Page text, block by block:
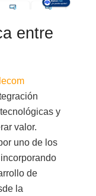
entre
y
valor.
uno de los
de
la